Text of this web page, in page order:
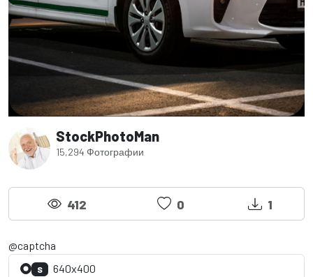
StockPhotoMan
15,294 Фотографии
412 0 1
@captcha
S 640x400